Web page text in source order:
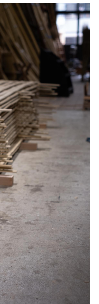
るかを判断する必要があ
て使用する場合は、一
、全体としてどのような
ます。 竹材加工では、
ちろん大切ですが、自然
かも重要です。 ◼️竹の特
では、丸竹、平割竹、
まざまな竹材の加工を
旅館、飲食店、住宅、商
製作や納まりのご相談も
、どのように納めれば
応できない寸法で製作
意匠を取り入れたい」
ながら、案件ごとに最
らではの自然な曲線や
の方は、ぜひご相談く
具を差し込めるように竹
活用しています。 竹は
てたり、差し込んだりす
るだけで実用的な道具に
も竹を使用していま
材と組み合わせること
ドとして再利用していま
作業時のちょっとした
使われています。 ◼️竹
、竹を建材や装飾材と
なった竹をどう活かすか
べての竹を再利用でき
し形を変えたり、用途
る竹も多くあります。
用にとどまりません。
いか」 「この曲がりや
まりなら、別の現場に
うに考える習慣が、竹
ます。 ◼️現場の納まりを
、太さや曲がり、節の
に完全に同じ形ではな
要があります。 特に、